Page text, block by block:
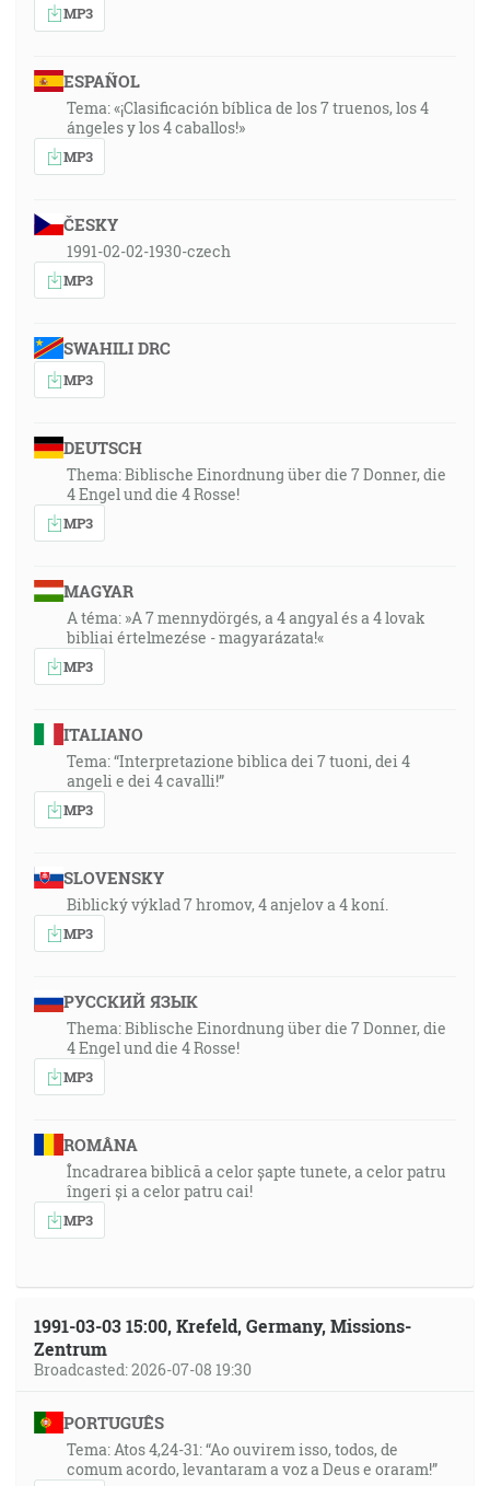
MP3
ESPAÑOL
Tema: «¡Clasificación bíblica de los 7 truenos, los 4
ángeles y los 4 caballos!»
MP3
ČESKY
1991-02-02-1930-czech
MP3
SWAHILI DRC
MP3
DEUTSCH
Thema: Biblische Einordnung über die 7 Donner, die
4 Engel und die 4 Rosse!
MP3
MAGYAR
A téma: »A 7 mennydörgés, a 4 angyal és a 4 lovak
bibliai értelmezése - magyarázata!«
MP3
ITALIANO
Tema: “Interpretazione biblica dei 7 tuoni, dei 4
angeli e dei 4 cavalli!”
MP3
SLOVENSKY
Biblický výklad 7 hromov, 4 anjelov a 4 koní.
MP3
РУССКИЙ ЯЗЫК
Thema: Biblische Einordnung über die 7 Donner, die
4 Engel und die 4 Rosse!
MP3
ROMÂNA
Încadrarea biblică a celor șapte tunete, a celor patru
îngeri și a celor patru cai!
MP3
1991-03-03 15:00, Krefeld, Germany, Missions-
Zentrum
Broadcasted: 2026-07-08 19:30
PORTUGUÊS
Tema: Atos 4,24-31: “Ao ouvirem isso, todos, de
comum acordo, levantaram a voz a Deus e oraram!”